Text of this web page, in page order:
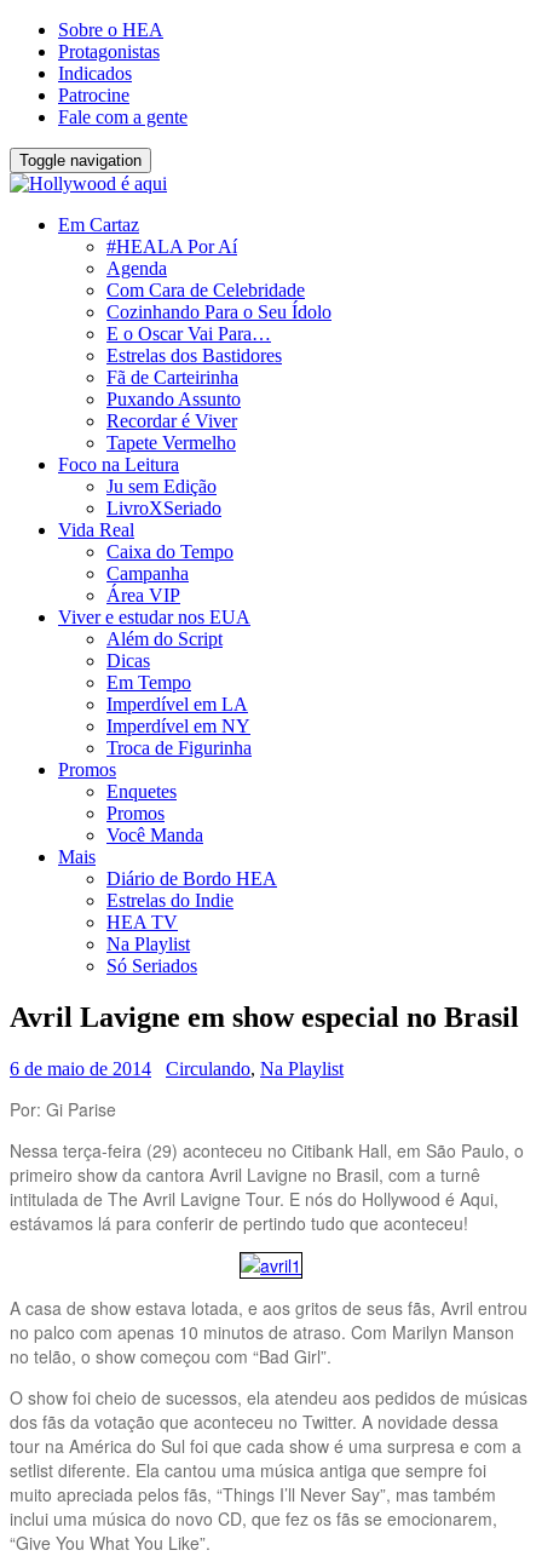
Sobre o HEA
Protagonistas
Indicados
Patrocine
Fale com a gente
Toggle navigation
Em Cartaz
#HEALA Por Aí
Agenda
Com Cara de Celebridade
Cozinhando Para o Seu Ídolo
E o Oscar Vai Para…
Estrelas dos Bastidores
Fã de Carteirinha
Puxando Assunto
Recordar é Viver
Tapete Vermelho
Foco na Leitura
Ju sem Edição
LivroXSeriado
Vida Real
Caixa do Tempo
Campanha
Área VIP
Viver e estudar nos EUA
Além do Script
Dicas
Em Tempo
Imperdível em LA
Imperdível em NY
Troca de Figurinha
Promos
Enquetes
Promos
Você Manda
Mais
Diário de Bordo HEA
Estrelas do Indie
HEA TV
Na Playlist
Só Seriados
Avril Lavigne em show especial no Brasil
6 de maio de 2014 Circulando, Na Playlist
Por: Gi Parise
Nessa terça-feira (29) aconteceu no Citibank Hall, em São Paulo, o
primeiro show da cantora Avril Lavigne no Brasil, com a turnê
intitulada de The Avril Lavigne Tour. E nós do Hollywood é Aqui,
estávamos lá para conferir de pertindo tudo que aconteceu!
A casa de show estava lotada, e aos gritos de seus fãs, Avril entrou
no palco com apenas 10 minutos de atraso. Com Marilyn Manson
no telão, o show começou com “Bad Girl”.
O show foi cheio de sucessos, ela atendeu aos pedidos de músicas
dos fãs da votação que aconteceu no Twitter. A novidade dessa
tour na América do Sul foi que cada show é uma surpresa e com a
setlist diferente. Ela cantou uma música antiga que sempre foi
muito apreciada pelos fãs, “Things I’ll Never Say”, mas também
inclui uma música do novo CD, que fez os fãs se emocionarem,
“Give You What You Like”.